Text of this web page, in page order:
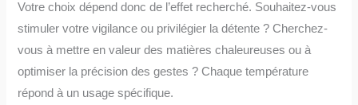
Votre choix dépend donc de l’effet recherché. Souhaitez-vous
stimuler votre vigilance ou privilégier la détente ? Cherchez-
vous à mettre en valeur des matières chaleureuses ou à
optimiser la précision des gestes ? Chaque température
répond à un usage spécifique.